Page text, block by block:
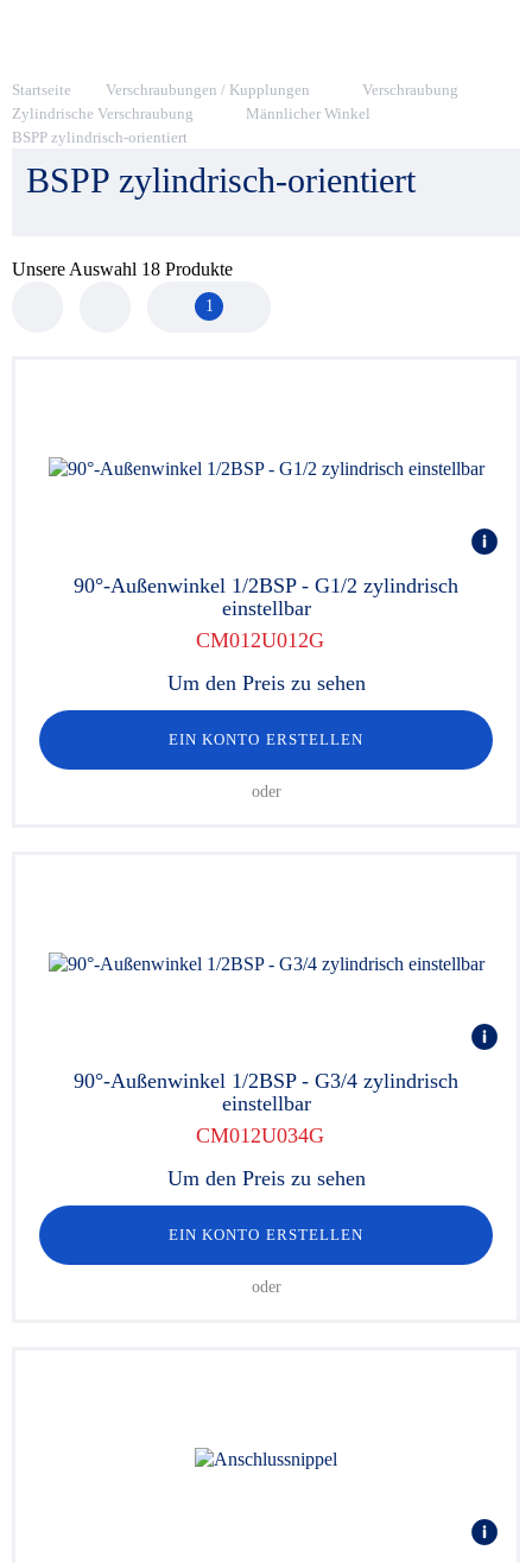
Startseite Verschraubungen / Kupplungen
Verschraubung
Zylindrische Verschraubung
Männlicher Winkel
BSPP zylindrisch-orientiert
BSPP zylindrisch-orientiert
Unsere Auswahl 18 Produkte
1
90°-Außenwinkel 1/2BSP - G1/2 zylindrisch
einstellbar
CM012U012G
Um den Preis zu sehen
EIN KONTO ERSTELLEN
oder
90°-Außenwinkel 1/2BSP - G3/4 zylindrisch
einstellbar
CM012U034G
Um den Preis zu sehen
EIN KONTO ERSTELLEN
oder